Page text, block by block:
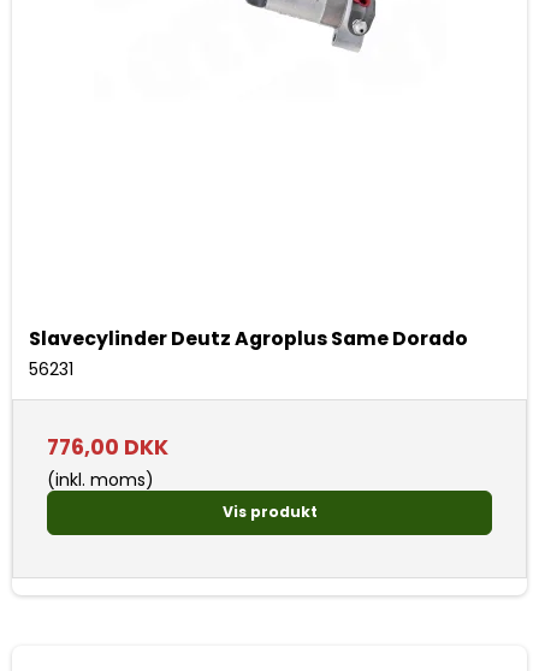
Slavecylinder Deutz Agroplus Same Dorado
56231
776,00 DKK
(inkl. moms)
Vis produkt